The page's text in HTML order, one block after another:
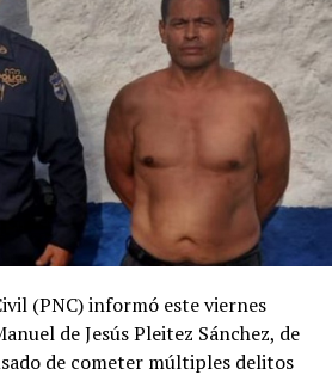
SERVICIO GRATUITO
tráfico de marihuana en
(PNC) informó este viernes
de Jesús Pleitez Sánchez, de
de cometer múltiples delitos